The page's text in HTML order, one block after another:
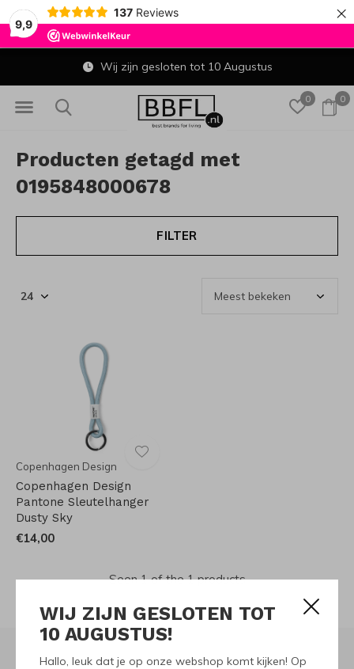
9,9
137 Reviews ×
WIJ ZIJN GESLOTEN TOT
10 AUGUSTUS!
Hallo, leuk dat je op onze webshop komt kijken! Op
0 0
Wij zijn gesloten tot 10 Augustus
Producten getagd met
0195848000678
FILTER
Copenhagen Design
Copenhagen Design
Pantone Sleutelhanger
Dusty Sky
€14,00
Seen 1 of the 1 products